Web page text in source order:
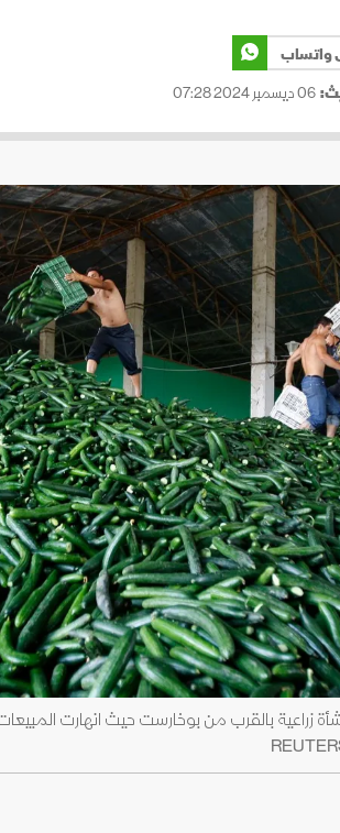
واتساب
06 ديسمبر 2024 07:28
زراعية بالقرب من بوخارست حيث انهارت